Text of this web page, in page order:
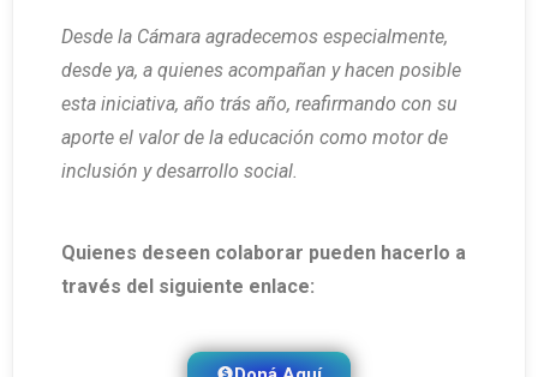
Desde la Cámara agradecemos especialmente,
desde ya, a quienes acompañan y hacen posible
esta iniciativa, año trás año, reafirmando con su
aporte el valor de la educación como motor de
inclusión y desarrollo social.
Quienes deseen colaborar pueden hacerlo a
través del siguiente enlace: